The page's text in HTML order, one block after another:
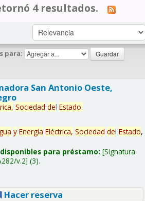
4 resultados.
para:
San Antonio Oeste,
Sociedad del Estado.
y Energía Eléctrica, Sociedad del Estado,
para préstamo: Signatura
v.2 (3).
Hacer reserva